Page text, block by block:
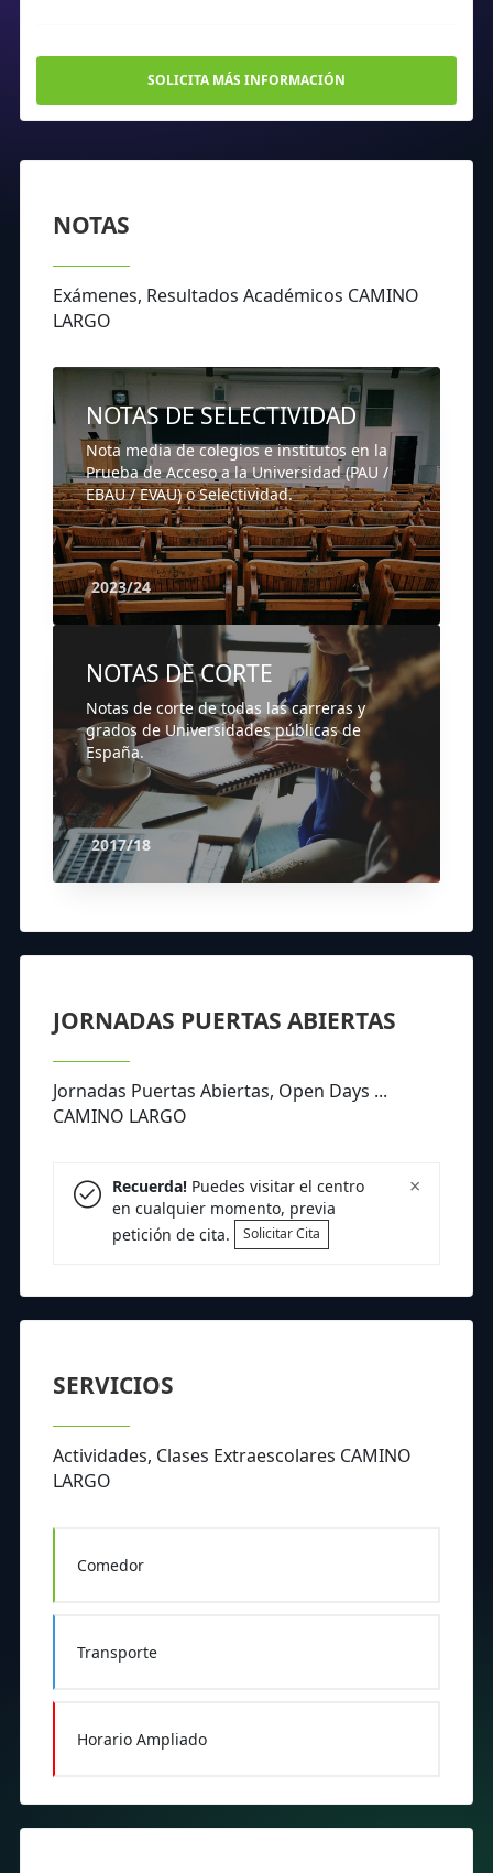
SOLICITA MÁS INFORMACIÓN
NOTAS
Exámenes, Resultados Académicos CAMINO
LARGO
NOTAS DE SELECTIVIDAD
Nota media de colegios e institutos en la
Prueba de Acceso a la Universidad (PAU /
EBAU / EVAU) o Selectividad.
2023/24
NOTAS DE CORTE
Notas de corte de todas las carreras y
grados de Universidades públicas de
España.
2017/18
JORNADAS PUERTAS ABIERTAS
Jornadas Puertas Abiertas, Open Days ...
CAMINO LARGO
×
Recuerda!Puedes visitar el centro
en cualquier momento, previa
petición de cita.
Solicitar Cita
SERVICIOS
Actividades, Clases Extraescolares CAMINO
LARGO
Comedor
Transporte
Horario Ampliado